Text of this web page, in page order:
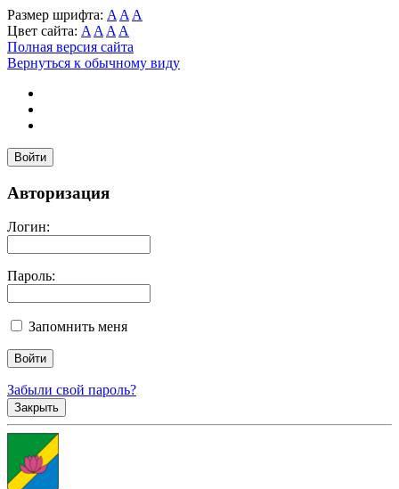
Размер шрифта: A A A
Цвет сайта: A A A A
Полная версия сайта
Вернуться к обычному виду
Войти
Авторизация
Логин:
Пароль:
Запомнить меня
Забыли свой пароль?
Закрыть